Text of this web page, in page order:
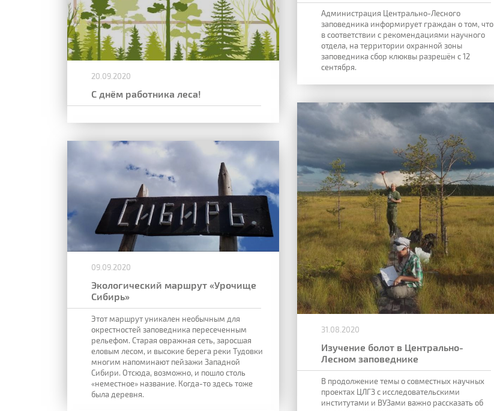
20.09.2020
С днём работника леса!
Администрация Центрально-Лесного
заповедника информирует граждан о том, что
в соответствии с рекомендациями научного
отдела, на территории охранной зоны
заповедника сбор клюквы разрешён с 12
сентября.
09.09.2020
Экологический маршрут «Урочище
Сибирь»
Этот маршрут уникален необычным для
окрестностей заповедника пересеченным
рельефом. Старая овражная сеть, заросшая
еловым лесом, и высокие берега реки Тудовки
многим напоминают пейзажи Западной
Сибири. Отсюда, возможно, и пошло столь
«неместное» название. Когда-то здесь тоже
была деревня.
31.08.2020
Изучение болот в Центрально-
Лесном заповеднике
В продолжение темы о совместных научных
проектах ЦЛГЗ с исследовательскими
институтами и ВУЗами важно рассказать об